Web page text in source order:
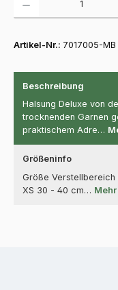
Artikel-Nr.: 7017005-MB
Beschreibung
Halsung Deluxe von
trocknenden Garnen
praktischem Adre…
Größeninfo
Größe
XS 30 - 40 cm… Mehr